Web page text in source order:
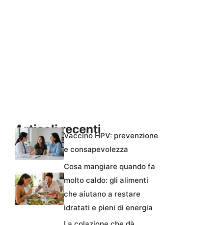
Articoli recentiVaccino HPV: prevenzione
e consapevolezza
Cosa mangiare quando fa
molto caldo: gli alimenti
che aiutano a restare
idratati e pieni di energia